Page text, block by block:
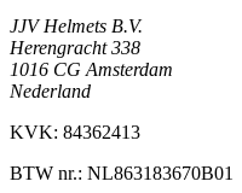
JJV Helmets B.V.
Herengracht 338
1016 CG Amsterdam
Nederland
KVK: 84362413
BTW nr.: NL863183670B01